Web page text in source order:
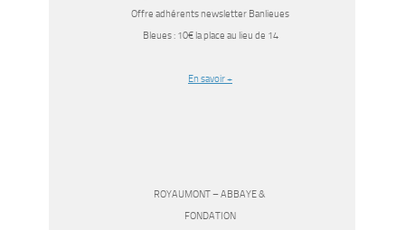
Offre adhérents newsletter Banlieues
Bleues : 10€ la place au lieu de 14
En savoir +
ROYAUMONT – ABBAYE &
FONDATION